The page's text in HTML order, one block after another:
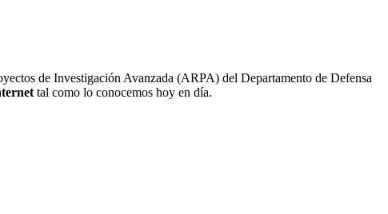
de Investigación Avanzada (ARPA) del Departamento de Defensa
tal como lo conocemos hoy en día.